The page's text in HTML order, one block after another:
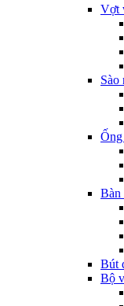
Vợt
Sào
Ống
Bàn
Bút
Bộ